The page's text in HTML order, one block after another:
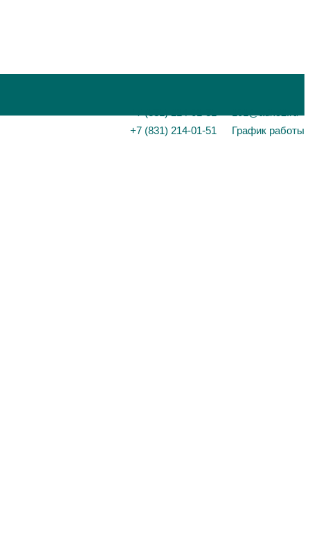
+7 (831) 214-01-51
График работы